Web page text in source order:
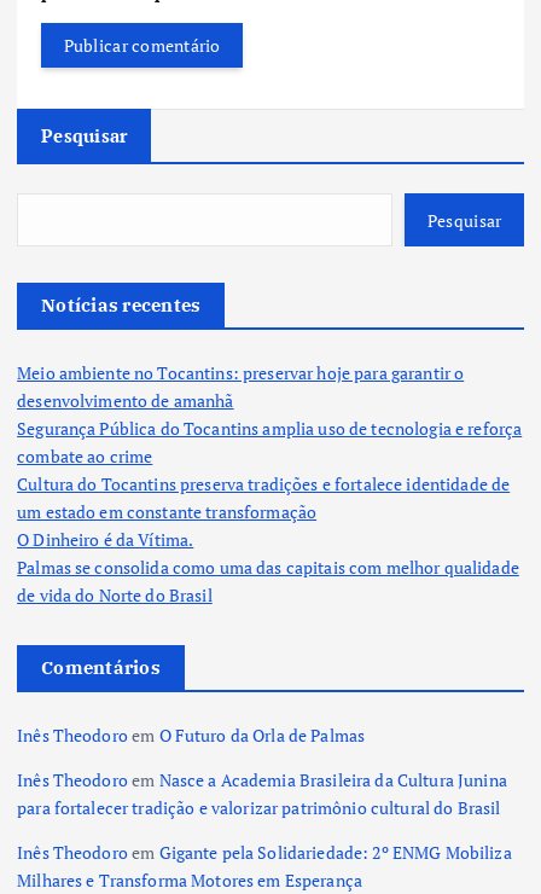
Pesquisar
Pesquisar
Notícias recentes
Meio ambiente no Tocantins: preservar hoje para garantir o
desenvolvimento de amanhã
Segurança Pública do Tocantins amplia uso de tecnologia e reforça
combate ao crime
Cultura do Tocantins preserva tradições e fortalece identidade de
um estado em constante transformação
O Dinheiro é da Vítima.
Palmas se consolida como uma das capitais com melhor qualidade
de vida do Norte do Brasil
Comentários
Inês Theodoroem O Futuro da Orla de Palmas
Inês Theodoroem Nasce a Academia Brasileira da Cultura Junina
para fortalecer tradição e valorizar patrimônio cultural do Brasil
Inês Theodoroem Gigante pela Solidariedade: 2º ENMG Mobiliza
Milhares e Transforma Motores em Esperança